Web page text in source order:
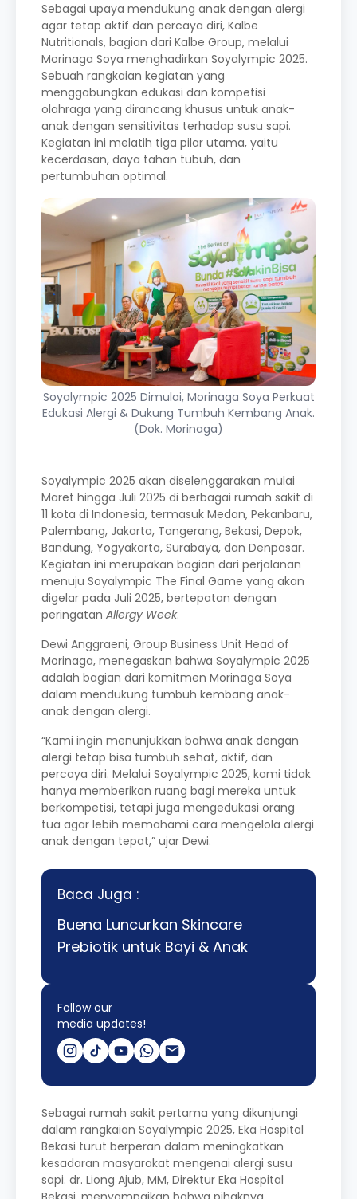
Sebagai upaya mendukung anak dengan alergi
agar tetap aktif dan percaya diri, Kalbe
Nutritionals, bagian dari Kalbe Group, melalui
Morinaga Soya menghadirkan Soyalympic 2025.
Sebuah rangkaian kegiatan yang
menggabungkan edukasi dan kompetisi
olahraga yang dirancang khusus untuk anak-
anak dengan sensitivitas terhadap susu sapi.
Kegiatan ini melatih tiga pilar utama, yaitu
kecerdasan, daya tahan tubuh, dan
pertumbuhan optimal.
Soyalympic 2025 Dimulai, Morinaga Soya Perkuat
Edukasi Alergi & Dukung Tumbuh Kembang Anak.
(Dok. Morinaga)
Soyalympic 2025 akan diselenggarakan mulai
Maret hingga Juli 2025 di berbagai rumah sakit di
11 kota di Indonesia, termasuk Medan, Pekanbaru,
Palembang, Jakarta, Tangerang, Bekasi, Depok,
Bandung, Yogyakarta, Surabaya, dan Denpasar.
Kegiatan ini merupakan bagian dari perjalanan
menuju Soyalympic The Final Game yang akan
digelar pada Juli 2025, bertepatan dengan
peringatan Allergy Week.
Dewi Anggraeni, Group Business Unit Head of
Morinaga, menegaskan bahwa Soyalympic 2025
adalah bagian dari komitmen Morinaga Soya
dalam mendukung tumbuh kembang anak-
anak dengan alergi.
“Kami ingin menunjukkan bahwa anak dengan
alergi tetap bisa tumbuh sehat, aktif, dan
percaya diri. Melalui Soyalympic 2025, kami tidak
hanya memberikan ruang bagi mereka untuk
berkompetisi, tetapi juga mengedukasi orang
tua agar lebih memahami cara mengelola alergi
anak dengan tepat,” ujar Dewi.
Baca Juga :
Buena Luncurkan Skincare
Prebiotik untuk Bayi & Anak
Follow our
media updates!
Sebagai rumah sakit pertama yang dikunjungi
dalam rangkaian Soyalympic 2025, Eka Hospital
Bekasi turut berperan dalam meningkatkan
kesadaran masyarakat mengenai alergi susu
sapi. dr. Liong Ajub, MM, Direktur Eka Hospital